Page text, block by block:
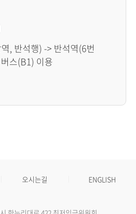
, 반석행) -> 반석역(6번
스(B1) 이용
오시는길 ENGLISH